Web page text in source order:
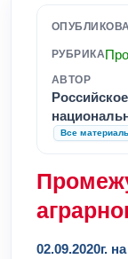
РУБРИКА
АВТОР
Все
02.09.2020г.